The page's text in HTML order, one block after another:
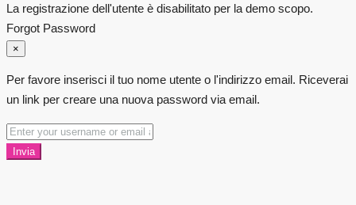
La registrazione dell'utente è disabilitato per la demo scopo.
Forgot Password
×
Per favore inserisci il tuo nome utente o l'indirizzo email. Riceverai
un link per creare una nuova password via email.
Invia